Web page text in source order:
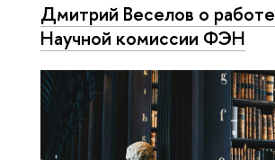
Дмитрий Веселов о работе
Научной комиссии ФЭН